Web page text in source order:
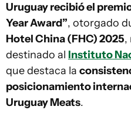
Uruguay recibió el
Year Award”, otorgado
Hotel China (FHC) 2025,
destinado al Instituto
que destaca la
posicionamiento
Uruguay Meats.